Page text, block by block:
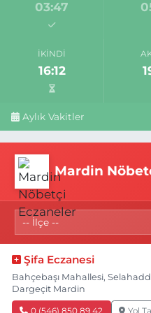
03:47
İKINDI
16:12
Aylık Vakitler
Mardin
Şifa Eczanesi
Bahçebaşı Mahallesi,
Dargeçit Mardin
0 (546) 850 89 42 Yol